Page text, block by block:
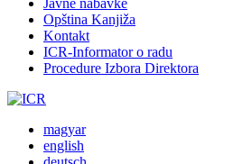
Javne nabavke
Opština Kanjiža
Kontakt
ICR-Informator o radu
Procedure Izbora Direktora
magyar
english